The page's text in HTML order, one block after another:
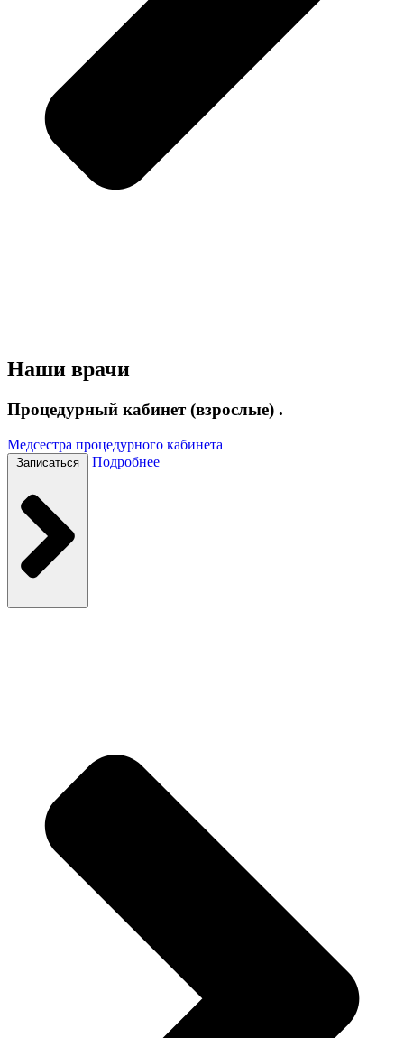
Наши врачи
Процедурный кабинет (взрослые) .
Медсестра процедурного кабинета
Записаться Подробнее